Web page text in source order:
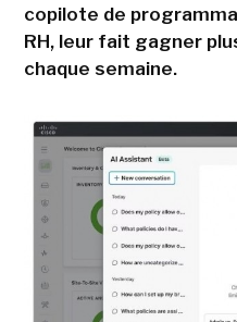
copilote de
RH, leur fait gagner
chaque semaine.